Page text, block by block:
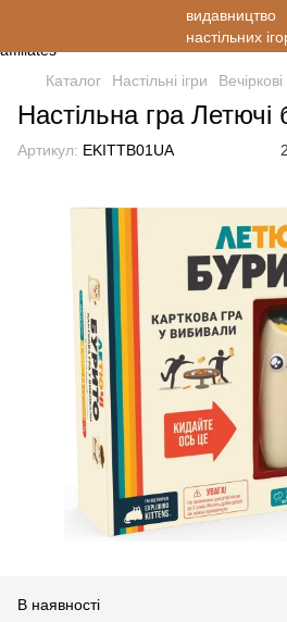
Каталог Настільні ігри
Настільна гра Летючі
Артикул: EKITTB01UA
В наявності